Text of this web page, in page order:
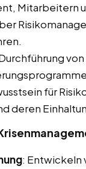
Mitarbeitern
für
deren
: Entwickeln